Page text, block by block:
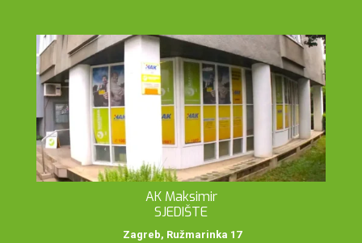
AK Maksimir
SJEDIŠTE
Zagreb, Ružmarinka 17